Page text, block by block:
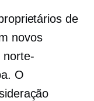
de
novos
norte-
O